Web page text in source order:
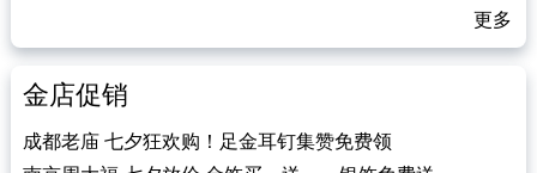
更多
金店促销
成都老庙 七夕狂欢购！足金耳钉集赞免费领